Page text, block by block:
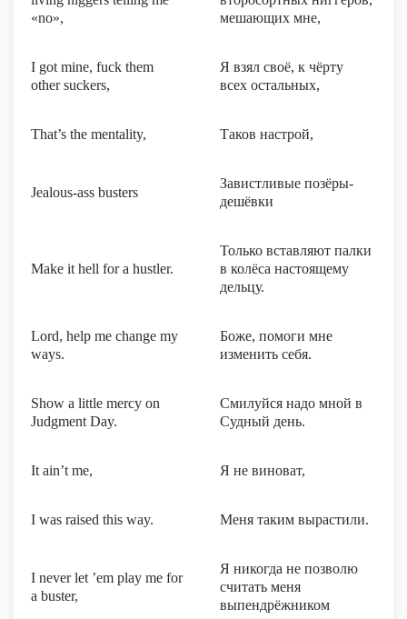
«no»,
мешающих мне,
I got mine, fuсk them
other suckers,
Я взял своё, к чёрту
всех остальных,
That’s the mentality, Таков настрой,
Jealous-ass busters
Завистливые позёры-
дешёвки
Make it hell for a hustler.
Только вставляют палки
в колёса настоящему
дельцу.
Lord, help me change my
ways.
Боже, помоги мне
изменить себя.
Show a little mercy on
Judgment Day.
Смилуйся надо мной в
Судный день.
It ain’t me, Я не виноват,
I was raised this way. Меня таким вырастили.
I never let ’em play me for
a buster,
Я никогда не позволю
считать меня
выпендрёжником